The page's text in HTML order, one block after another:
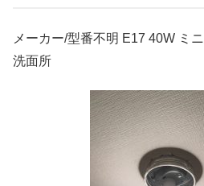
メーカー/型番不明 E17 40W ミ
洗面所